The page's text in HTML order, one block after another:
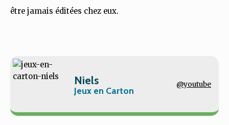
être jamais éditées chez eux.
Niels
Jeux en Carton
@youtube